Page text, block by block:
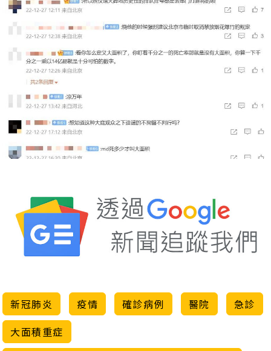
新冠肺炎 疫情 確診病例 醫院
急診
大面積重症